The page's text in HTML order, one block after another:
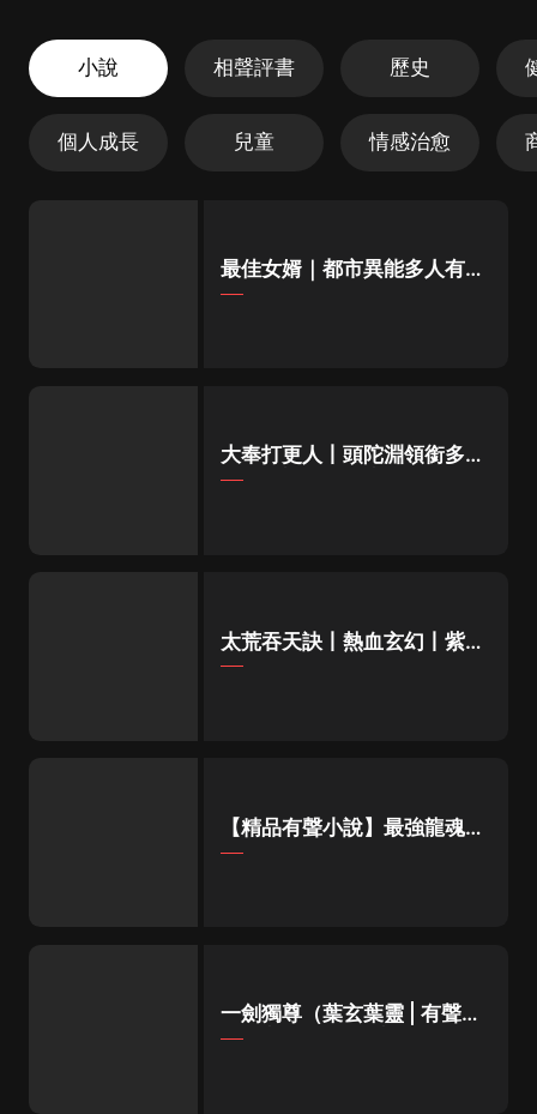
小說
個人成長
相聲評書
兒童
歷史
情感治愈
最佳女婿｜都市異能多人有聲
劇｜一種侃侃｜有聲小說
大奉打更人丨頭陀淵領銜多人
有聲劇|暢聽全集|王鶴棣、田
太荒吞天訣丨熱血玄幻丨紫襟
領銜有聲劇
【精品有聲小說】最強龍魂丨
都市修真多人有聲劇
一劍獨尊（葉玄葉靈 | 有聲的
紫襟 | 男女雙播）|北劍江湖